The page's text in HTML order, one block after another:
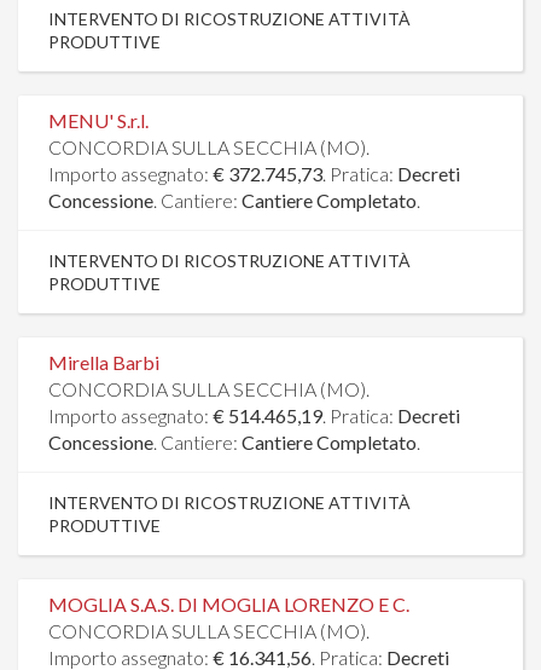
INTERVENTO DI RICOSTRUZIONE ATTIVITÀ
PRODUTTIVE
MENU' S.r.l.
CONCORDIA SULLA SECCHIA (MO).
Importo assegnato: € 372.745,73. Pratica: Decreti
Concessione. Cantiere: Cantiere Completato.
INTERVENTO DI RICOSTRUZIONE ATTIVITÀ
PRODUTTIVE
Mirella Barbi
CONCORDIA SULLA SECCHIA (MO).
Importo assegnato: € 514.465,19. Pratica: Decreti
Concessione. Cantiere: Cantiere Completato.
INTERVENTO DI RICOSTRUZIONE ATTIVITÀ
PRODUTTIVE
MOGLIA S.A.S. DI MOGLIA LORENZO E C.
CONCORDIA SULLA SECCHIA (MO).
Importo assegnato: € 16.341,56. Pratica: Decreti